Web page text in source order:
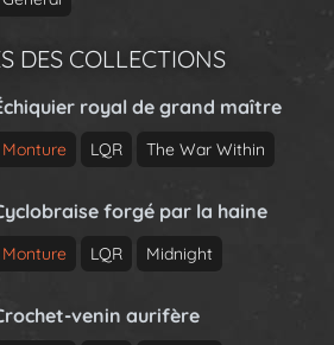
DES COLLECTIONS
royal de grand maître
Monture LQR The War Within
forgé par la haine
Monture LQR Midnight
venin aurifère